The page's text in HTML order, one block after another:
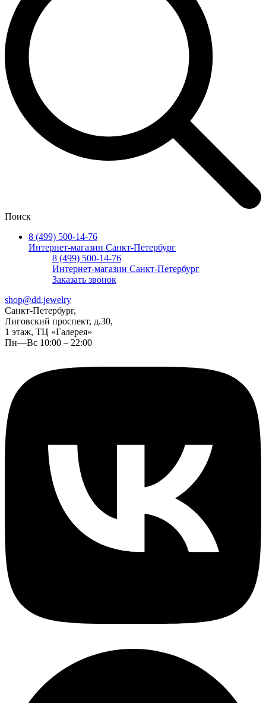
Поиск
8 (499) 500-14-76
Интернет-магазин Санкт-Петербург
8 (499) 500-14-76
Интернет-магазин Санкт-Петербург
Заказать звонок
shop@dd.jewelry
Санкт-Петербург,
Лиговский проспект, д.30,
1 этаж, ТЦ «Галерея»
Пн—Вс 10:00 – 22:00